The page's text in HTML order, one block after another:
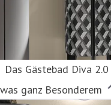
Das Gästebad Diva
ganz Besonderem